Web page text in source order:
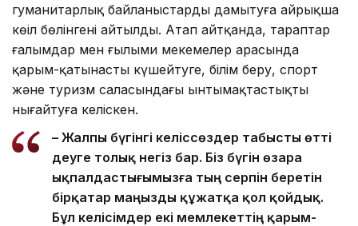
гуманитарлық байланыстарды дамытуға айрықша
көңіл бөлінгені айтылды. Атап айтқанда, тараптар
ғалымдар мен ғылыми мекемелер арасында
қарым-қатынасты күшейтуге, білім беру, спорт
және туризм саласындағы ынтымақтастықты
нығайтуға келіскен.
– Жалпы бүгінгі келіссөздер табысты өтті
деуге толық негіз бар. Біз бүгін өзара
ықпалдастығымызға тың серпін беретін
бірқатар маңызды құжатқа қол қойдық.
Бұл келісімдер екі мемлекеттің қарым-